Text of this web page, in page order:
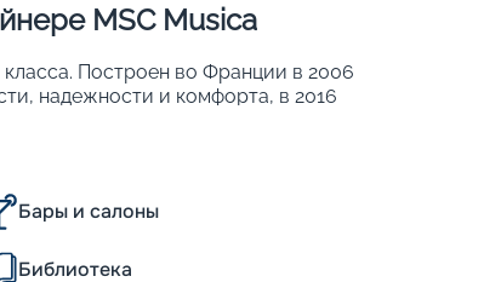
MSC Musica
Построен во Франции в 2006
надежности и комфорта, в 2016
Его изюминка – трехуровневый
Другие характеристики:
Бары и салоны
Библиотека